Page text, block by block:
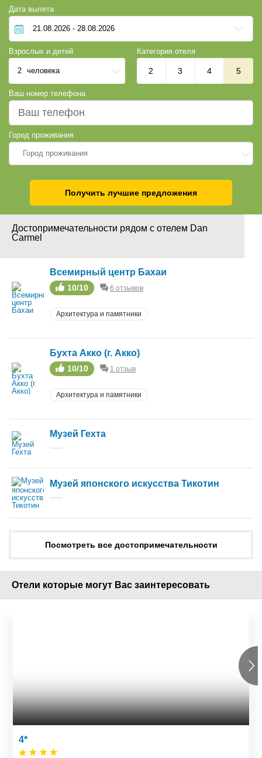
Дата вылета
Взрослых и детей
2 человека
Категория отеля
2 3 4 5
Ваш номер телефона
Город проживания
Город проживания
Получить лучшие предложения
Достопримечательности рядом с отелем Dan
Carmel
Всемирный центр Бахаи
10/10 6 отзывов
Архитектура и памятники
Бухта Акко (г. Акко)
10/10 1 отзыв
Архитектура и памятники
Музей Гехта
Музей японского искусства Тикотин
Посмотреть все достопримечательности
Отели которые могут Вас заинтересовать
4*